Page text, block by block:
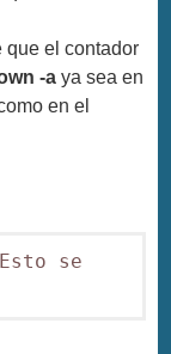
que el contador
-a ya sea en
en el
se